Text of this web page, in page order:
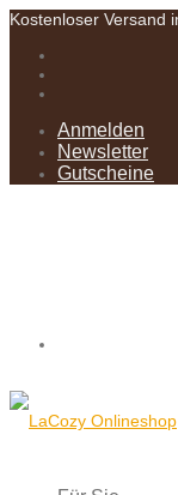
Kostenloser Versand
Anmelden
Newsletter
Gutscheine